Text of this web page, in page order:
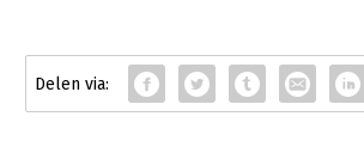
Geitenhouderij
Akkerbouw
Multifunctionele landbouw